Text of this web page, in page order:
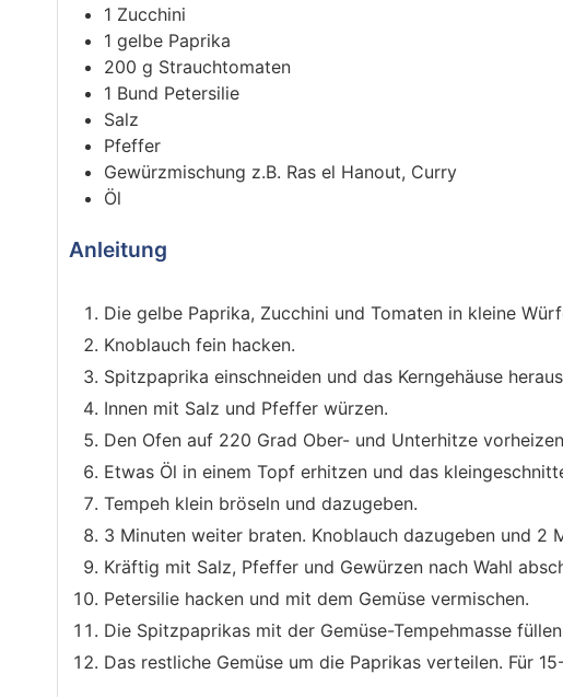
1 Zucchini
1 gelbe Paprika
200 g Strauchtomaten
1 Bund Petersilie
Salz
Pfeffer
Gewürzmischung z.B. Ras el Hanout, Curry
Öl
Anleitung
Die gelbe Paprika, Zucchini und Tomaten in kleine
Knoblauch fein hacken.
Spitzpaprika einschneiden und das Kerngehäuse
Innen mit Salz und Pfeffer würzen.
Den Ofen auf 220 Grad Ober- und Unterhitze
Etwas Öl in einem Topf erhitzen und das
Tempeh klein bröseln und dazugeben.
3 Minuten weiter braten. Knoblauch dazugeben und 2
Kräftig mit Salz, Pfeffer und Gewürzen nach Wahl
Petersilie hacken und mit dem Gemüse vermischen.
Die Spitzpaprikas mit der Gemüse-Tempehmasse
Das restliche Gemüse um die Paprikas verteilen. Für